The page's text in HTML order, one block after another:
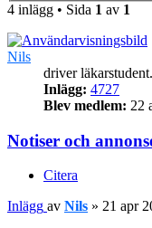
4 inlägg • Sida 1 av 1
Nils
driver
Inlägg: 4727
Blev medlem: 22
Notiser och
Citera
Inlägg av Nils » 21 apr